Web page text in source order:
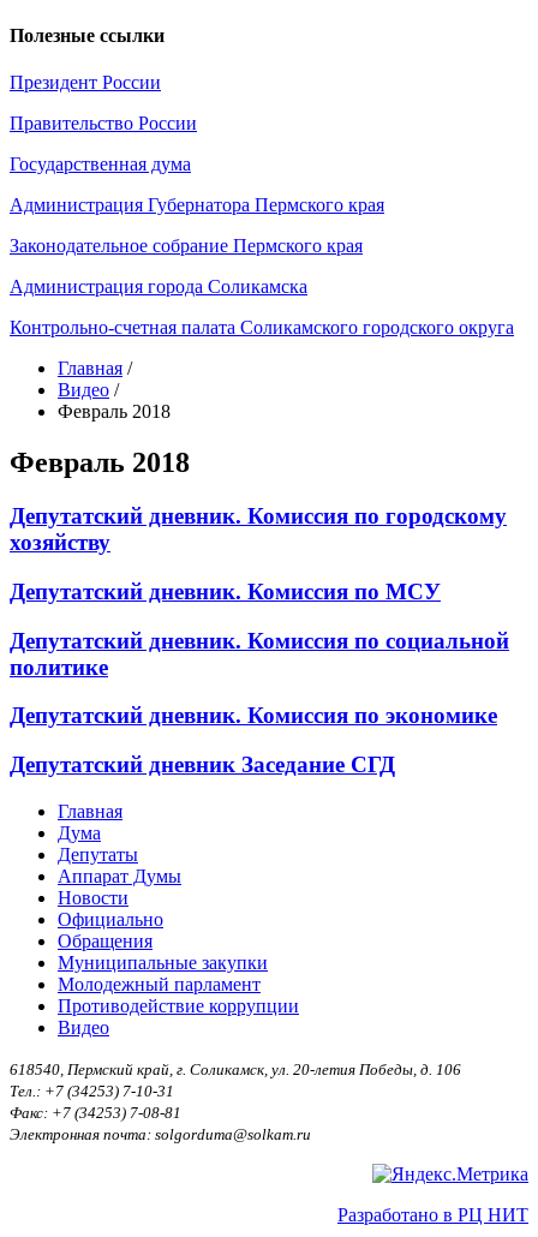
Полезные ссылки
Президент России
Правительство России
Государственная дума
Администрация Губернатора Пермского края
Законодательное собрание Пермского края
Администрация города Соликамска
Контрольно-счетная палата Соликамского городского округа
Главная /
Видео /
Февраль 2018
Февраль 2018
Депутатский дневник. Комиссия по городскому
хозяйству
Депутатский дневник. Комиссия по МСУ
Депутатский дневник. Комиссия по социальной
политике
Депутатский дневник. Комиссия по экономике
Депутатский дневник Заседание СГД
Главная
Дума
Депутаты
Аппарат Думы
Новости
Официально
Обращения
Муниципальные закупки
Молодежный парламент
Противодействие коррупции
Видео
618540, Пермский край, г. Соликамск, ул. 20-летия Победы, д. 106
Тел.: +7 (34253) 7-10-31
Факс: +7 (34253) 7-08-81
Электронная почта: solgorduma@solkam.ru
Разработано в РЦ НИТ